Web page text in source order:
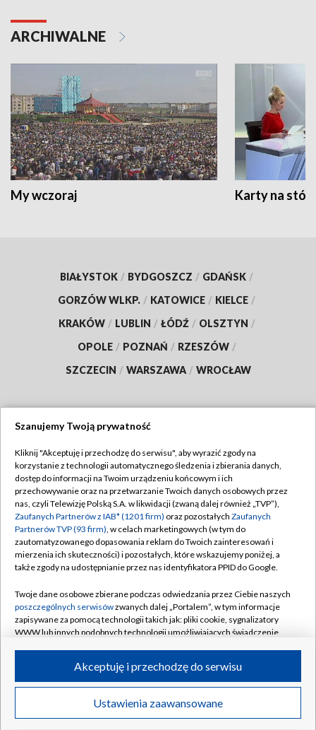
ARCHIWALNE
My wczoraj Karty na
BIAŁYSTOK / BYDGOSZCZ / GDAŃSK /
GORZÓW WLKP. / KATOWICE / KIELCE /
KRAKÓW / LUBLIN / ŁÓDŹ / OLSZTYN /
OPOLE / POZNAŃ / RZESZÓW /
SZCZECIN / WARSZAWA / WROCŁAW
TVP
Abonament TVP
Emisja w TVP
Centrum informacji TVP
Naziemna Telewizja Cyfrowa
Rada Programowa
System NOS
Informacje o nadawcy
Program dla prasy
Ogłoszenie przetargowe
Regulamin TVP
Polityka prywatności
Moje zgody
Pomoc
Kontakt
Kanały
©2026 Telewizja Polska S.A. w likwidacji
Szanujemy Twoją prywatność
Kliknij "Akceptuję i przechodzę do serwisu", aby wyrazić zgody na
korzystanie z technologii automatycznego śledzenia i zbierania danych,
dostęp do informacji na Twoim urządzeniu końcowym i ich
przechowywanie oraz na przetwarzanie Twoich danych osobowych przez
nas, czyli Telewizję Polską S.A. w likwidacji (zwaną dalej również „TVP”),
Zaufanych Partnerów z IAB* (1201 firm) oraz pozostałych Zaufanych
Partnerów TVP (93 firm), w celach marketingowych (w tym do
zautomatyzowanego dopasowania reklam do Twoich zainteresowań i
mierzenia ich skuteczności) i pozostałych, które wskazujemy poniżej, a
także zgody na udostępnianie przez nas identyfikatora PPID do Google.
Twoje dane osobowe zbierane podczas odwiedzania przez Ciebie naszych
poszczególnych serwisówzwanych dalej „Portalem”, w tym informacje
zapisywane za pomocą technologii takich jak: pliki cookie, sygnalizatory
WWW lub innych podobnych technologii umożliwiających świadczenie
ruchu w Internecie.
Twoje dane osobowe zbierane podczas odwiedzania przez Ciebie
poszczególnych serwisówna Portalu, takie jak adresy IP, identyfikatory
Ustawienia zaawansowane
Akceptuję i przechodzę do serwisu